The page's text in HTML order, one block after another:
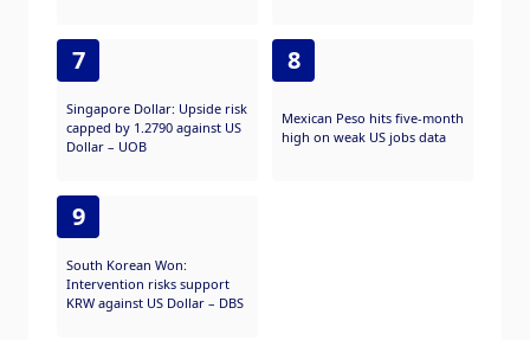
7
Singapore Dollar: Upside risk
capped by 1.2790 against US
Dollar – UOB
8
Mexican Peso hits five-month
high on weak US jobs data
9
South Korean Won:
Intervention risks support
KRW against US Dollar – DBS